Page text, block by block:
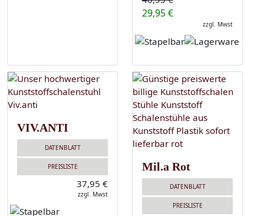
29,95 €
zzgl. Mwst
VIV.ANTI
DATENBLATT
PREISLISTE
37,95 €
zzgl. Mwst
Mil.a Rot
DATENBLATT
PREISLISTE